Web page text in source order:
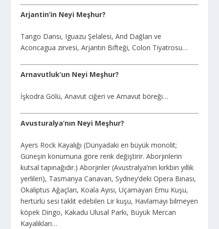
Arjantin’in Neyi Meşhur?
Tango Dansı, Iguazu Şelalesi, And Dağları ve
Aconcagua zirvesi, Arjantin Bifteği, Colon Tiyatrosu…
Arnavutluk’un Neyi Meşhur?
İşkodra Gölü, Anavut ciğeri ve Arnavut böreği…
Avusturalya’nın Neyi Meşhur?
Ayers Rock Kayalığı (Dünyadaki en büyük monolit;
Güneşin konumuna göre renk değiştirir. Aborjinlerin
kutsal tapınağıdır.) Aborjinler (Avustralya’nın kırkbin yıllık
yerlileri), Tasmanya Canavarı, Sydney’deki Opera Binası,
Okaliptus Ağaçları, Koala Ayısı, Uçamayan Emu Kuşu,
hertürlü sesi taklit edebilen Lir kuşu, Havlamayı bilmeyen
köpek Dingo, Kakadu Ulusal Parkı, Büyük Mercan
Kayalıkları…